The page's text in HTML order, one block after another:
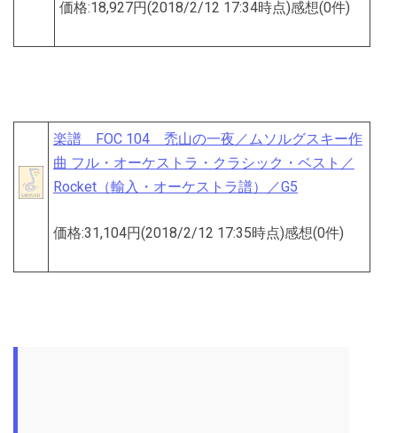
価格:18,927円(2018/2/12 17:34時点)感想(0件)
楽譜 FOC 104 禿山の一夜／ムソルグスキー作
曲 フル・オーケストラ・クラシック・ベスト／
Rocket（輸入・オーケストラ譜）／G5
価格:31,104円(2018/2/12 17:35時点)感想(0件)